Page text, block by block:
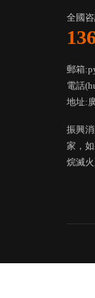
全國
郵箱
電話
地址:
振興
家
烷滅